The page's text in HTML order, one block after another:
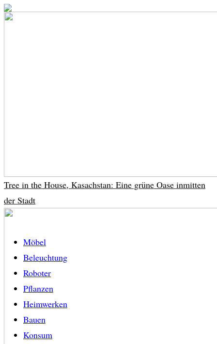
Tree in the House, Kasachstan: Eine grüne Oase inmitten
der Stadt
Möbel
Beleuchtung
Roboter
Pflanzen
Heimwerken
Bauen
Konsum